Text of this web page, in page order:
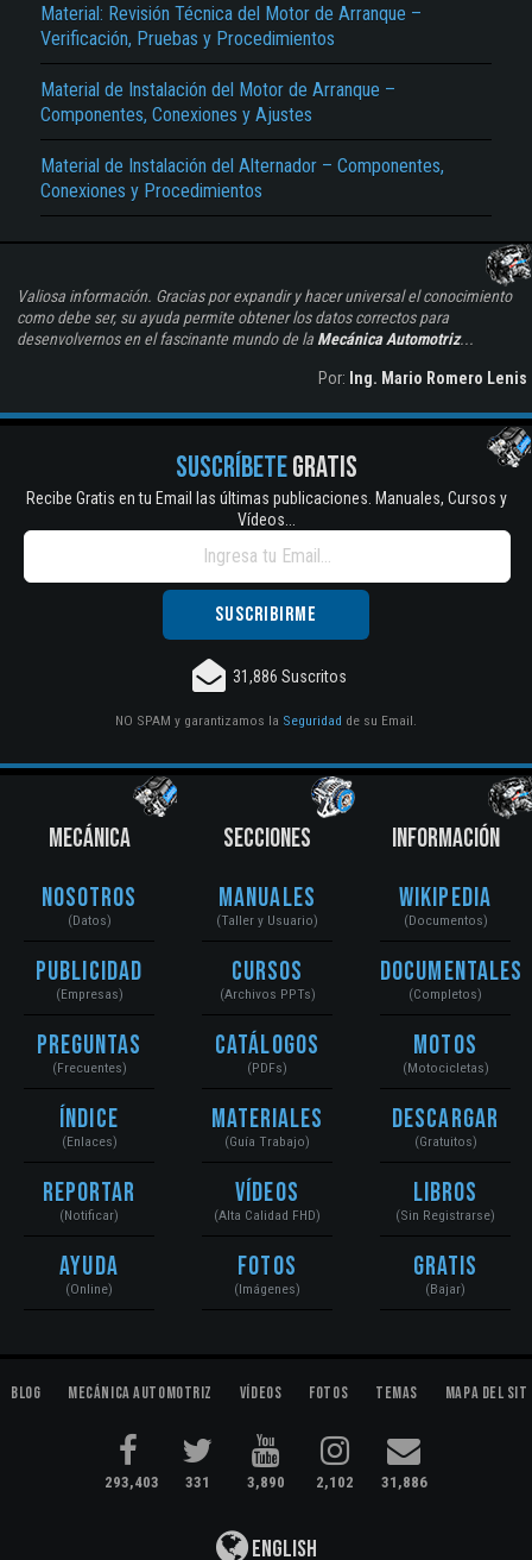
Material: Revisión Técnica del Motor de Arranque –
Verificación, Pruebas y Procedimientos
Material de Instalación del Motor de Arranque –
Componentes, Conexiones y Ajustes
Material de Instalación del Alternador – Componentes,
Conexiones y Procedimientos
Valiosa información. Gracias por expandir y hacer universal el conocimiento
como debe ser, su ayuda permite obtener los datos correctos para
desenvolvernos en el fascinante mundo de la Mecánica Automotriz...
Por: Ing. Mario Romero Lenis
SUSCRÍBETEGRATIS
Recibe Gratis en tu Email las últimas publicaciones. Manuales, Cursos y
Vídeos...
31,886 Suscritos
NO SPAM y garantizamos la Seguridad de su Email.
MECÁNICA
Nosotros
(Datos)
Publicidad
(Empresas)
Preguntas
(Frecuentes)
Índice
(Enlaces)
Reportar
(Notificar)
Ayuda
(Online)
SECCIONES
Manuales
(Taller y Usuario)
Cursos
(Archivos PPTs)
Catálogos
(PDFs)
Materiales
(Guía Trabajo)
Vídeos
(Alta Calidad FHD)
Fotos
(Imágenes)
INFORMACIÓN
Wikipedia
(Documentos)
Documentales
(Completos)
Motos
(Motocicletas)
Descargar
(Gratuitos)
Libros
(Sin Registrarse)
Gratis
(Bajar)
Blog Mecánica Automotriz Vídeos Fotos Temas Mapa del
293,403 331 3,890 2,102 31,886
English